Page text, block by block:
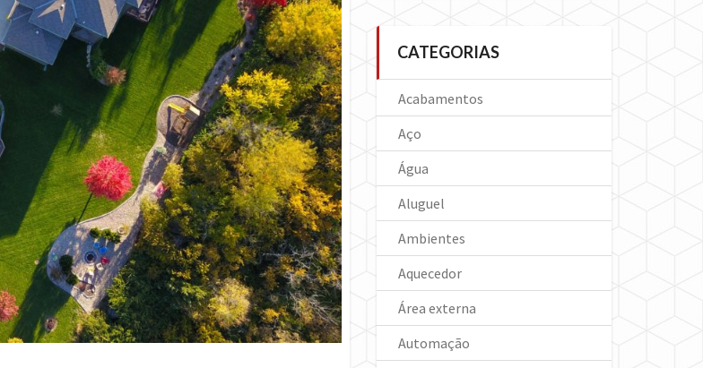
CATEGORIAS
Acabamentos
Aço
Água
Aluguel
Ambientes
Aquecedor
Área externa
Automação